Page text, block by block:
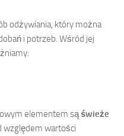
odżywiania, który można
i potrzeb. Wśród jej
elementem sąświeże
względem wartości